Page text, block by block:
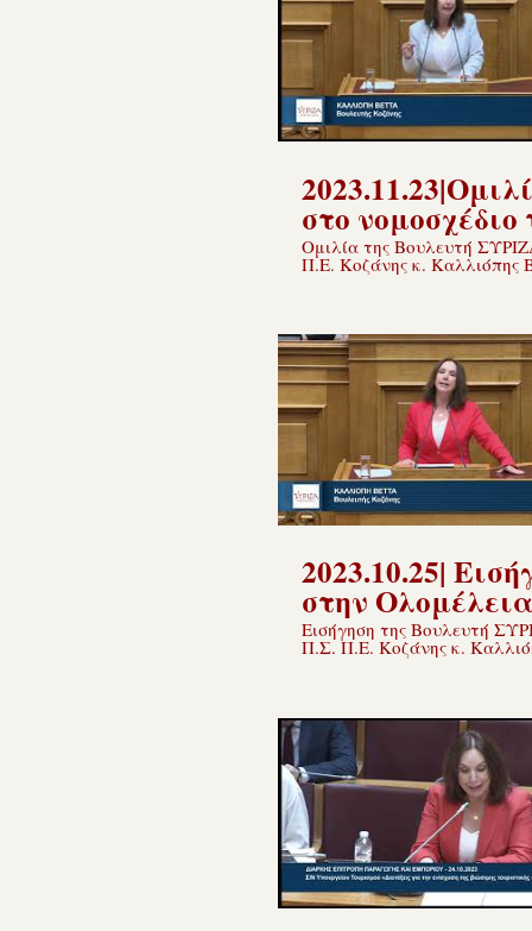
στο νομοσχέδιο
Υ.Π.ΕΝ.
Ομιλία της Βουλευτή
Π.Ε. Κοζάνης κ. Καλλιόπης
στο νομοσχέδιο του
επιτρεπόμενες χρήσεις γης
κέντρα δεδομένων,
πολεοδομικές ρυθμίσεις,
πόρων Πράσινου Ταμείου και
λοιπές περιβαλλοντικές και
ενεργειακές διατάξεις»,
2023.10.25|
στην
Σ/Ν για τον
τουρισμό
Εισήγηση της Βουλευτή
Π.Σ. Π.Ε. Κοζάνης κ.
Βέττα στο νομοσχέδιο του